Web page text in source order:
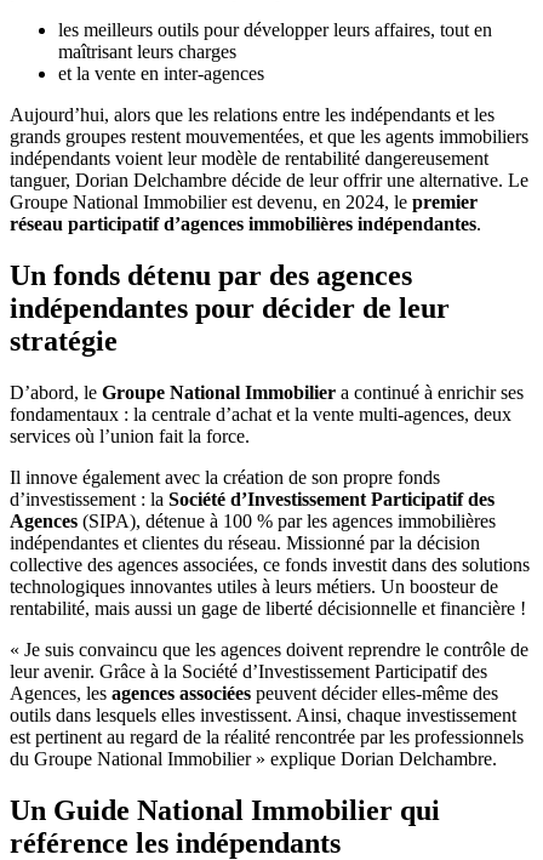
les meilleurs outils pour développer leurs affaires, tout en
maîtrisant leurs charges
et la vente en inter-agences
Aujourd’hui, alors que les relations entre les indépendants et les
grands groupes restent mouvementées, et que les agents immobiliers
indépendants voient leur modèle de rentabilité dangereusement
tanguer, Dorian Delchambre décide de leur offrir une alternative. Le
Groupe National Immobilier est devenu, en 2024, le premier
réseau participatif d’agences immobilières indépendantes.
Un fonds détenu par des agences
indépendantes pour décider de leur
stratégie
D’abord, le Groupe National Immobilier a continué à enrichir ses
fondamentaux : la centrale d’achat et la vente multi-agences, deux
services où l’union fait la force.
Il innove également avec la création de son propre fonds
d’investissement : la Société d’Investissement Participatif des
Agences (SIPA), détenue à 100 % par les agences immobilières
indépendantes et clientes du réseau. Missionné par la décision
collective des agences associées, ce fonds investit dans des solutions
technologiques innovantes utiles à leurs métiers. Un boosteur de
rentabilité, mais aussi un gage de liberté décisionnelle et financière !
« Je suis convaincu que les agences doivent reprendre le contrôle de
leur avenir. Grâce à la Société d’Investissement Participatif des
Agences, les agences associées peuvent décider elles-même des
outils dans lesquels elles investissent. Ainsi, chaque investissement
est pertinent au regard de la réalité rencontrée par les professionnels
du Groupe National Immobilier » explique Dorian Delchambre.
Un Guide National Immobilier qui
référence les indépendants